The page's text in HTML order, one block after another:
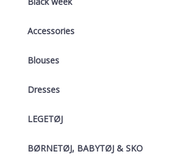
Accessories
Blouses
Dresses
LEGETØJ
BØRNETØJ, BABYTØJ & SKO